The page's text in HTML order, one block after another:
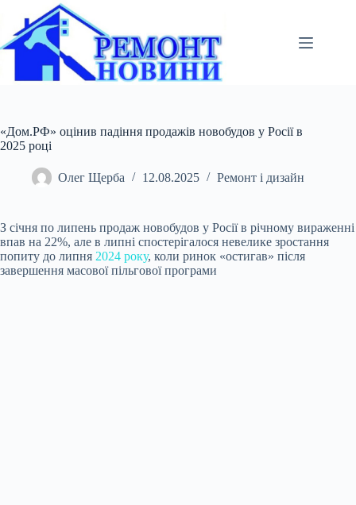
вмісту
«Дом.РФ» оцінив падіння продажів новобудов у Росії в
2025 році
Олег Щерба 12.08.2025 Ремонт і дизайн
З січня по липень продаж новобудов у Росії в річному вираженні
впав на 22%, але в липні спостерігалося невелике зростання
попиту до липня 2024 року, коли ринок «остигав» після
завершення масової пільгової програми